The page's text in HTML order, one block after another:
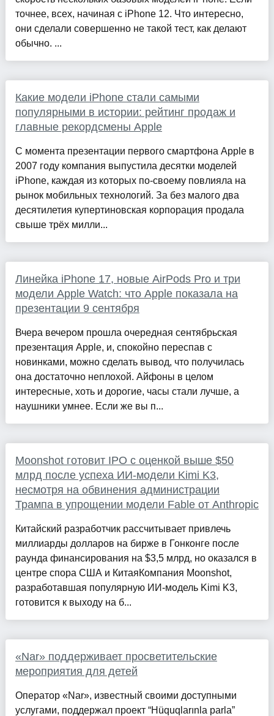
точнее, всех, начиная с iPhone 12. Что интересно,
они сделали совершенно не такой тест, как делают
обычно. ...
Какие модели iPhone стали самыми
популярными в истории: рейтинг продаж и
главные рекордсмены Apple
С момента презентации первого смартфона Apple в
2007 году компания выпустила десятки моделей
iPhone, каждая из которых по-своему повлияла на
рынок мобильных технологий. За без малого два
десятилетия купертиновская корпорация продала
свыше трёх милли...
Линейка iPhone 17, новые AirPods Pro и три
модели Apple Watch: что Apple показала на
презентации 9 сентября
Вчера вечером прошла очередная сентябрьская
презентация Apple, и, спокойно переспав с
новинками, можно сделать вывод, что получилась
она достаточно неплохой. Айфоны в целом
интересные, хоть и дорогие, часы стали лучше, а
наушники умнее. Если же вы п...
Moonshot готовит IPO с оценкой выше $50
млрд после успеха ИИ-модели Kimi K3,
несмотря на обвинения администрации
Трампа в упрощении модели Fable от Anthropic
Китайский разработчик рассчитывает привлечь
миллиарды долларов на бирже в Гонконге после
раунда финансирования на $3,5 млрд, но оказался в
центре спора США и КитаяКомпания Moonshot,
разработавшая популярную ИИ-модель Kimi K3,
готовится к выходу на б...
«Nar» поддерживает просветительские
мероприятия для детей
Оператор «Nar», известный своими доступными
услугами, поддержал проект “Hüquqlarınla parla”